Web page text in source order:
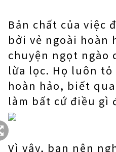
Bản chất của việc
bởi vẻ ngoài hoàn
chuyện ngọt ngào
lừa lọc. Họ luôn
hoàn hảo, biết
làm bất cứ điều gì
Vì vậy, bạn nên